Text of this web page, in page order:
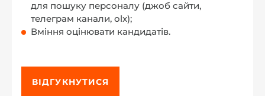
для пошуку персоналу (джоб сайти,
телеграм канали, olx);
Вміння оцінювати кандидатів.
ВІДГУКНУТИСЯ